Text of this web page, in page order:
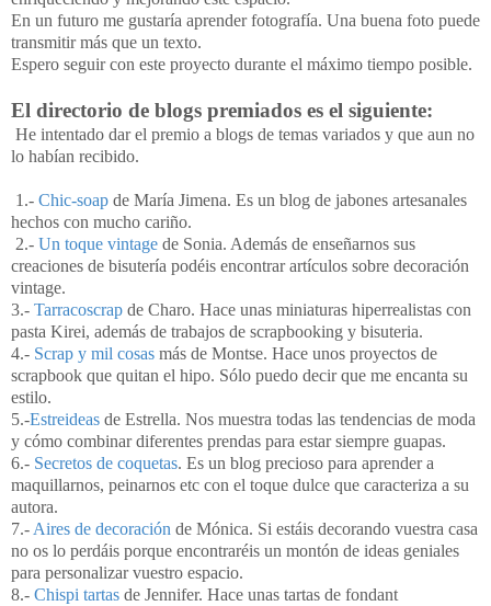
En un futuro me gustaría aprender fotografía. Una buena foto puede
transmitir más que un texto.
Espero seguir con este proyecto durante el máximo tiempo posible.
El directorio de blogs premiados es el siguiente:
He intentado dar el premio a blogs de temas variados y que aun no
lo habían recibido.
1.- Chic-soap de María Jimena. Es un blog de jabones artesanales
hechos con mucho cariño.
2.- Un toque vintage de Sonia. Además de enseñarnos sus
creaciones de bisutería podéis encontrar artículos sobre decoración
vintage.
3.- Tarracoscrap de Charo. Hace unas miniaturas hiperrealistas con
pasta Kirei, además de trabajos de scrapbooking y bisuteria.
4.- Scrap y mil cosas más de Montse. Hace unos proyectos de
scrapbook que quitan el hipo. Sólo puedo decir que me encanta su
estilo.
5.-Estreideas de Estrella. Nos muestra todas las tendencias de moda
y cómo combinar diferentes prendas para estar siempre guapas.
6.- Secretos de coquetas. Es un blog precioso para aprender a
maquillarnos, peinarnos etc con el toque dulce que caracteriza a su
autora.
7.- Aires de decoración de Mónica. Si estáis decorando vuestra casa
no os lo perdáis porque encontraréis un montón de ideas geniales
para personalizar vuestro espacio.
8.- Chispi tartas de Jennifer. Hace unas tartas de fondant